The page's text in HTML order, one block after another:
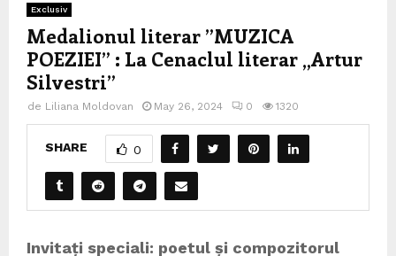
Exclusiv
Medalionul literar ”MUZICA
POEZIEI” : La Cenaclul literar „Artur
Silvestri”
de Liliana Moldovan May 26, 2024 0 1320
SHARE 0
Invitați speciali: poetul și compozitorul